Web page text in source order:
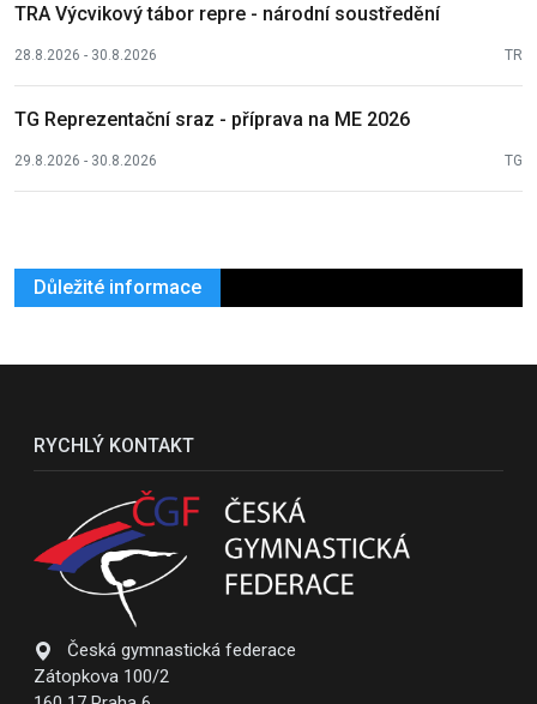
TRA Výcvikový tábor repre - národní soustředění
28.8.2026 - 30.8.2026 TR
TG Reprezentační sraz - příprava na ME 2026
29.8.2026 - 30.8.2026 TG
Důležité informace
RYCHLÝ KONTAKT
Česká gymnastická federace
Zátopkova 100/2